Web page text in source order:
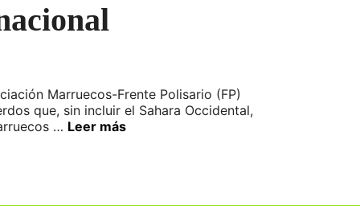
Marruecos-Frente Polisario (FP)
que, sin incluir el Sahara Occidental,
… Leer más